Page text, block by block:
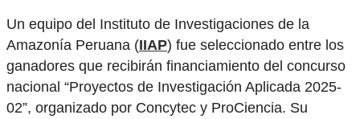
Un equipo del Instituto de Investigaciones de la
Amazonía Peruana (IIAP) fue seleccionado entre los
ganadores que recibirán financiamiento del concurso
nacional “Proyectos de Investigación Aplicada 2025-
02”, organizado por Concytec y ProCiencia. Su